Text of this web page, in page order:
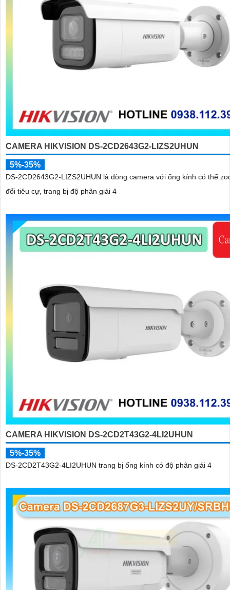
CAMERA HIKVISION DS-2CD2643G2-LIZS2UHUN
5%-35%
DS-2CD2643G2-LIZS2UHUN là dòng camera với ống kính có thể
đổi tiêu cự, trang bị độ phân giải 4
CAMERA HIKVISION DS-2CD2T43G2-4LI2UHUN
5%-35%
DS-2CD2T43G2-4LI2UHUN trang bị ống kính có độ phân giải 4